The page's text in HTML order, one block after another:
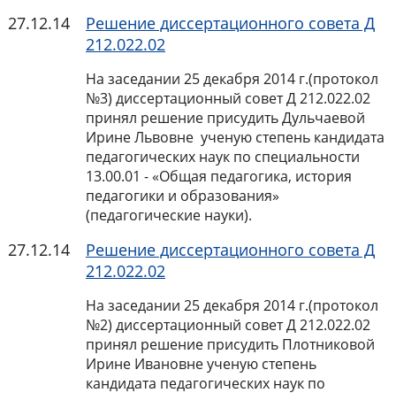
27.12.14
Решение диссертационного совета Д
212.022.02
На заседании 25 декабря 2014 г.(протокол
№3) диссертационный совет Д 212.022.02
принял решение присудить Дульчаевой
Ирине Львовне ученую степень кандидата
педагогических наук по специальности
13.00.01 - «Общая педагогика, история
педагогики и образования»
(педагогические науки).
27.12.14
Решение диссертационного совета Д
212.022.02
На заседании 25 декабря 2014 г.(протокол
№2) диссертационный совет Д 212.022.02
принял решение присудить Плотниковой
Ирине Ивановне ученую степень
кандидата педагогических наук по